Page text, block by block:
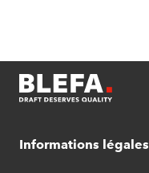
Informations légales